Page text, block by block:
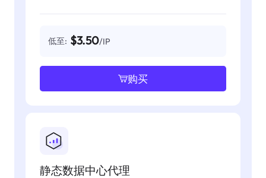
低至: $3.50/IP
购买
静态数据中心代理